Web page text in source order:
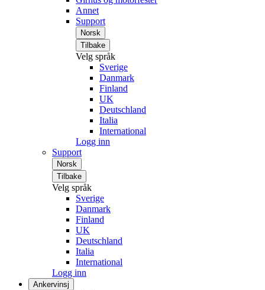
Annet
Support
Norsk
Tilbake
Velg språk
Sverige
Danmark
Finland
UK
Deutschland
Italia
International
Logg inn
Support
Norsk
Tilbake
Velg språk
Sverige
Danmark
Finland
UK
Deutschland
Italia
International
Logg inn
Ankervinsj